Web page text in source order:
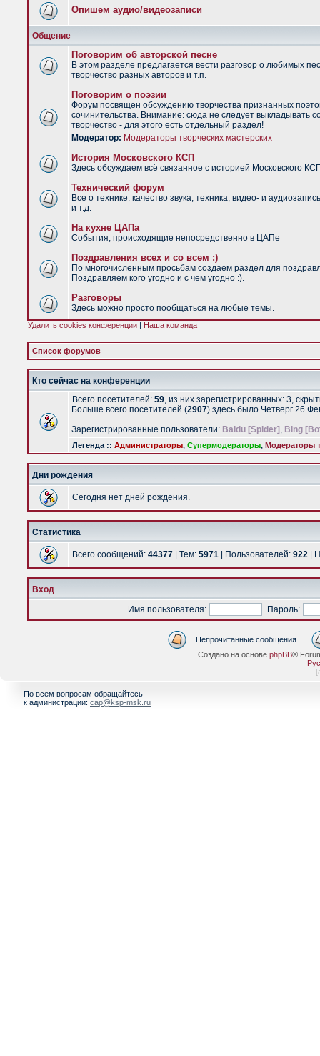
Опишем аудио/видеозаписи
Общение
Поговорим об авторской песне
В этом разделе предлагается вести разговор о любимых
творчество разных авторов и т.п.
Поговорим о поэзии
Форум посвящен обсуждению творчества признанных
сочинительства. Внимание: сюда не следует выкладывать
творчество - для этого есть отдельный раздел!
Модератор: Модераторы творческих мастерских
История Московского КСП
Здесь обсуждаем всё связанное с историей Московского
Технический форум
Все о технике: качество звука, техника, видео- и
и т.д.
На кухне ЦАПа
События, происходящие непосредственно в ЦАПе
Поздравления всех и со всем :)
По многочисленным просьбам создаем раздел для
Поздравляем кого угодно и с чем угодно :).
Разговоры
Здесь можно просто пообщаться на любые темы.
Удалить cookies конференции | Наша команда
Список форумов
Кто сейчас на конференции
Всего посетителей: 59, из них зарегистрированных: 3,
Больше всего посетителей (2907) здесь было Четверг 26
Зарегистрированные пользователи: Baidu [Spider] , Bing
Легенда :: Администраторы, Супермодераторы, Модераторы
Дни рождения
Сегодня нет дней рождения.
Статистика
Всего сообщений: 44377 | Тем: 5971 | Пользователей: 922 |
Вход
Имя пользователя:
Пароль:
Непрочитанные сообщения
Создано на основе phpBB®
[
По всем вопросам обращайтесь
к администрации: cap@ksp-msk.ru